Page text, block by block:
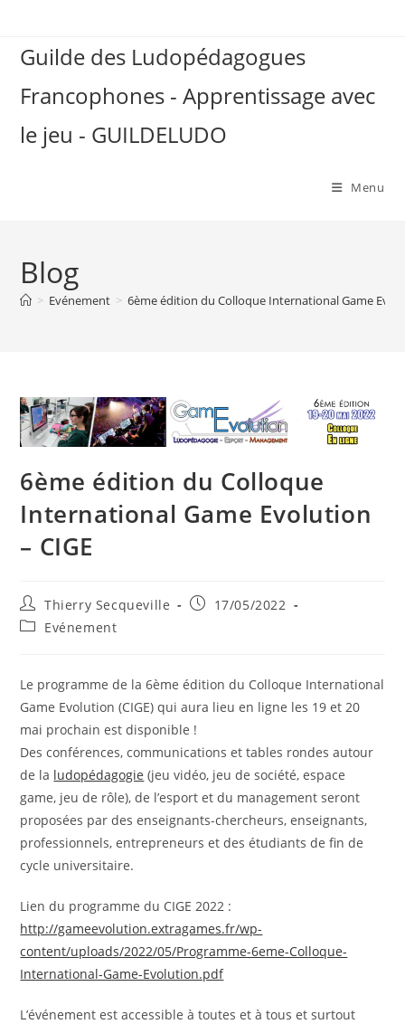
contentGuilde des Ludopédagogues
Francophones - Apprentissage avec
le jeu - GUILDELUDO
Menu
Blog
> Evénement > 6ème édition du Colloque International Game
6ème édition du Colloque
International Game Evolution
– CIGE
Auteur/autrice
de
la
Thierry Secqueville
Publication
17/05/2022
PostEvénement
Le programme de la 6ème édition du Colloque International
Game Evolution (CIGE) qui aura lieu en ligne les 19 et 20
mai prochain est disponible !
Des conférences, communications et tables rondes autour
de la ludopédagogie (jeu vidéo, jeu de société, espace
game, jeu de rôle), de l’esport et du management seront
proposées par des enseignants-chercheurs, enseignants,
professionnels, entrepreneurs et des étudiants de fin de
cycle universitaire.
Lien du programme du CIGE 2022 :
http://gameevolution.extragames.fr/wp-
content/uploads/2022/05/Programme-6eme-Colloque-
International-Game-Evolution.pdf
L’événement est accessible à toutes et à tous et surtout